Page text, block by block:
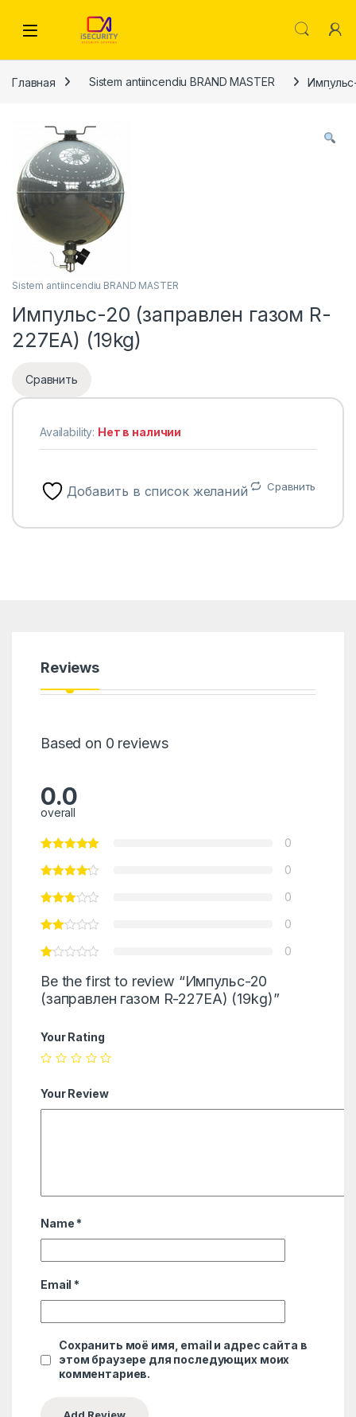
Главная Sistem antiincendiu BRAND MASTER
Sistem antiincendiu BRAND MASTER
Импульс-20 (заправлен газом R-
227EA) (19kg)
Сравнить
Availability: Нет в наличии
Добавить в список желаний Сравнить
Reviews
Based on 0 reviews
0.0
overall
0
0
0
0
0
Be the first to review “Импульс-20
(заправлен газом R-227EA) (19kg)”
Your Rating
Your Review
Name *
Email *
Сохранить моё имя, email и адрес сайта в
этом браузере для последующих моих
комментариев.